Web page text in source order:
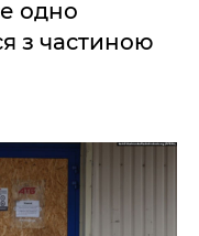
одно
з частиною